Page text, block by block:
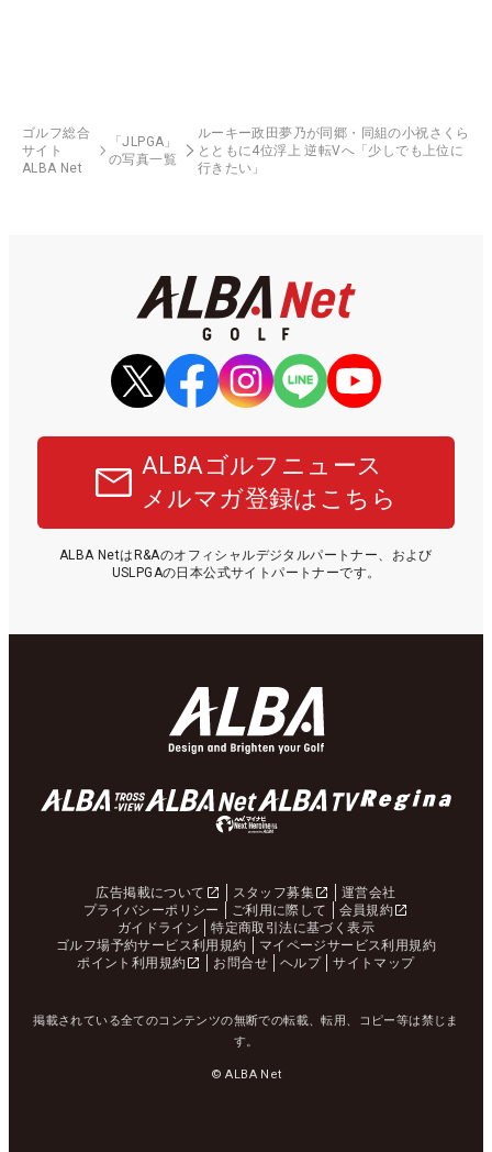
ゴルフ総合
サイト
ALBA Net
「JLPGA」
の写真一覧
ルーキー政田夢乃が同郷・同組の小祝さくら
とともに4位浮上 逆転Vへ「少しでも上位に
行きたい」
ALBAゴルフニュース
メルマガ登録はこちら
ALBA NetはR&Aのオフィシャルデジタルパートナー、および
USLPGAの日本公式サイトパートナーです。
広告掲載について スタッフ募集
運営会社
プライバシーポリシー
ご利用に際して
会員規約
ガイドライン
特定商取引法に基づく表示
ゴルフ場予約サービス利用規約
マイページサービス利用規約
ポイント利用規約
お問合せ ヘルプ サイトマップ
掲載されている全てのコンテンツの無断での転載、転用、コピー等は禁じま
す。
© ALBA Net